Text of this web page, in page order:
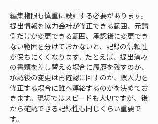
編集権限も慎重に設計する必要があります。
提出情報を協力会社が修正できる範囲、元請
側だけが変更できる範囲、承認後に変更でき
ない範囲を分けておかないと、記録の信頼性
が保ちにくくなります。たとえば、提出済み
の書類を差し替える場合に履歴を残すのか、
承認後の変更は再確認に回すのか、誤入力を
修正する場合に誰へ連絡するのかを決めてお
きます。現場ではスピードも大切ですが、後
から確認できる記録性も同じくらい重要で
す。